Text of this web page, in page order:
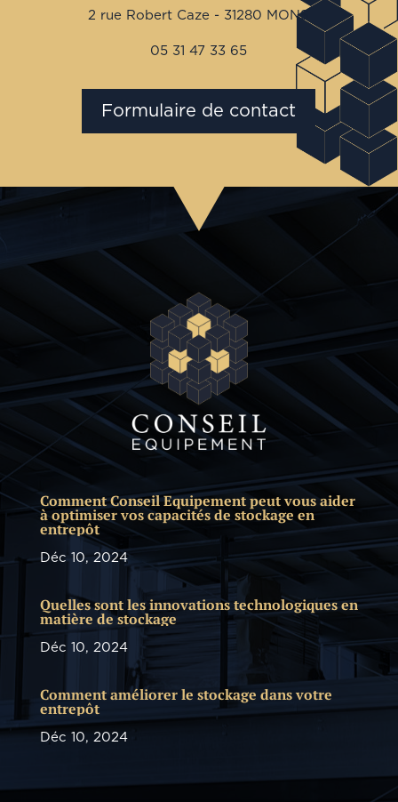
2 rue Robert Caze - 31280 MONS
05 31 47 33 65
Formulaire de contact
Comment Conseil Equipement peut vous aider
à optimiser vos capacités de stockage en
entrepôt
Déc 10, 2024
Quelles sont les innovations technologiques en
matière de stockage
Déc 10, 2024
Comment améliorer le stockage dans votre
entrepôt
Déc 10, 2024